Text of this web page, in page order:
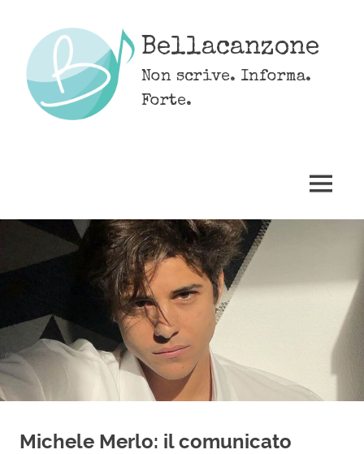
content
Bellacanzone
Non scrive. Informa.
Forte.
MENU
Michele Merlo: il comunicato